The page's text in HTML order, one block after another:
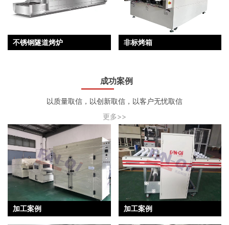
不锈钢隧道烤炉 非标烤箱
成功案例
以质量取信，以创新取信，以客户无忧取信
更多>>
加工案例 加工案例